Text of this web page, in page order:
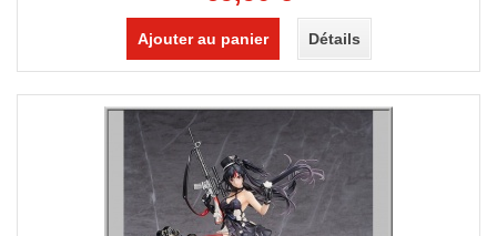
Ajouter au panier Détails